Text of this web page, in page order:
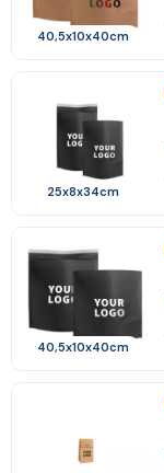
40,5x10x40cm
25x8x34cm
40,5x10x40cm